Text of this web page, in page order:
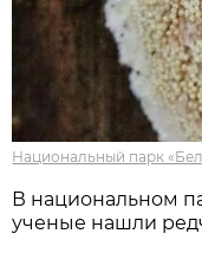
Национальный парк
В национальном
ученые нашли